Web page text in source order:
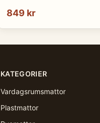
849 kr
KATEGORIER
Vardagsrumsmattor
Plastmattor